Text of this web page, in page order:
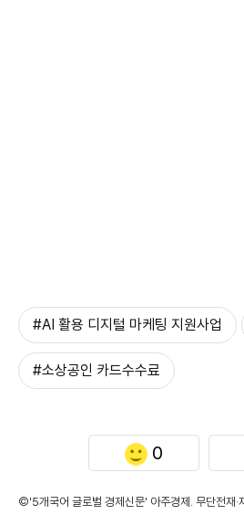
#AI 활용 디지털 마케팅 지원사업
#소상공인 카드수수료
0
©'5개국어 글로벌 경제신문' 아주경제. 무단전재·